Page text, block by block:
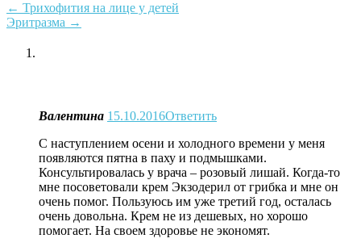
← Трихофития на лице у детей
Эритразма →
Валентина 15.10.2016Ответить
С наступлением осени и холодного времени у меня
появляются пятна в паху и подмышками.
Консультировалась у врача – розовый лишай. Когда-то
мне посоветовали крем Экзодерил от грибка и мне он
очень помог. Пользуюсь им уже третий год, осталась
очень довольна. Крем не из дешевых, но хорошо
помогает. На своем здоровье не экономят.